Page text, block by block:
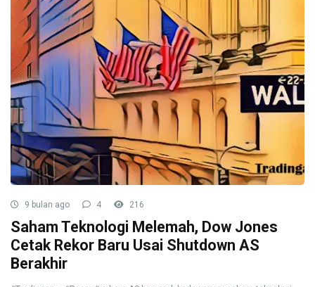
9 bulan ago 4 216
Saham Teknologi Melemah, Dow Jones
Cetak Rekor Baru Usai Shutdown AS
Berakhir